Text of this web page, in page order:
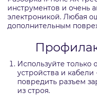
инструментов и очень
электроникой. Любая
дополнительным
Используйте только
устройства и
повредить разъем
из строя.